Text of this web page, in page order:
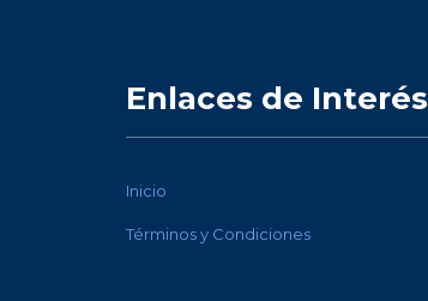
Enlaces de Interés
Inicio
Términos y Condiciones